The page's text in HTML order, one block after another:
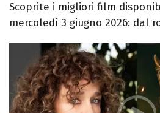
Scoprite i migliori film
mercoledì 3 giugno 2026: dal